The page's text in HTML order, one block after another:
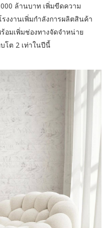
ล้านบาท เพิ่มขีดความ
งงานเพิ่มกำลังการผลิตสินค้า
อมเพิ่มช่องทางจัดจำหน่าย
โต 2 เท่าในปีนี้